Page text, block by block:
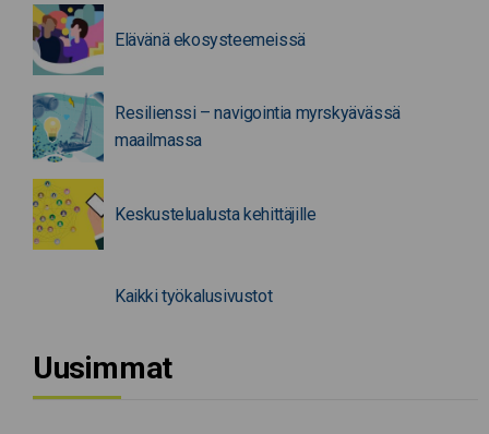
Elävänä ekosysteemeissä
Resilienssi – navigointia myrskyävässä
maailmassa
Keskustelualusta kehittäjille
Kaikki työkalusivustot
Uusimmat